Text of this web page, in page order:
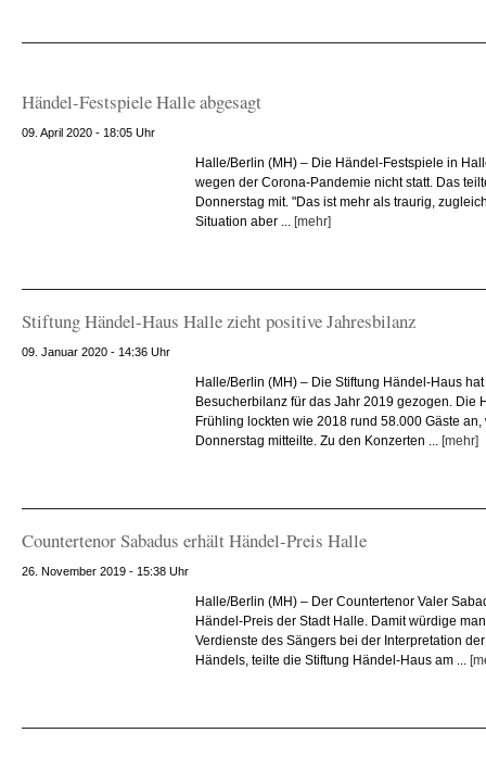
Händel-Festspiele Halle abgesagt
09. April 2020 - 18:05 Uhr
Halle/Berlin (MH) – Die Händel-Festspiele in
wegen der Corona-Pandemie nicht statt. Das
Donnerstag mit. "Das ist mehr als traurig,
Situation aber ... [mehr]
Stiftung Händel-Haus Halle zieht positive Jahresbilanz
09. Januar 2020 - 14:36 Uhr
Halle/Berlin (MH) – Die Stiftung Händel-Haus
Besucherbilanz für das Jahr 2019 gezogen. Die
Frühling lockten wie 2018 rund 58.000 Gäste
Donnerstag mitteilte. Zu den Konzerten ... [mehr]
Countertenor Sabadus erhält Händel-Preis Halle
26. November 2019 - 15:38 Uhr
Halle/Berlin (MH) – Der Countertenor Valer
Händel-Preis der Stadt Halle. Damit würdige
Verdienste des Sängers bei der Interpretation
Händels, teilte die Stiftung Händel-Haus am ...